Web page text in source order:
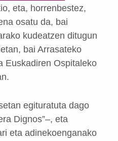
eta, horrenbestez,
osatu da, bai
kudeatzen ditugun
bai Arrasateko
Euskadiren Ospitaleko
egituratuta dago
Dignos”–, eta
eta adinekoenganako